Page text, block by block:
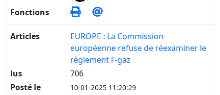
Fonctions
Articles
EUROPE : La Commission
européenne refuse de réexaminer le
règlement F-gaz
lus
706
Posté le
10-01-2025 11:20:29